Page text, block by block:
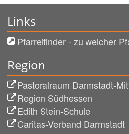
Links
Pfarreifinder - zu welcher
Region
Pastoralraum Darmstadt-
Region Südhessen
Edith Stein-Schule
Caritas-Verband Darmstadt